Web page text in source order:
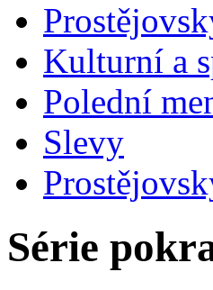
Kulturní a
Polední
Slevy
Série